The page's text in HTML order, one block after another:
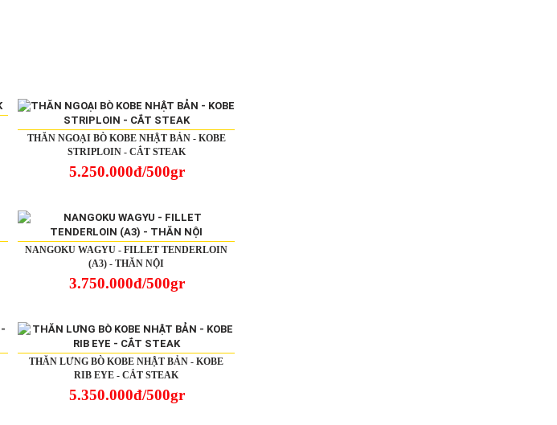
THĂN NGOẠI BÒ KOBE NHẬT BẢN - KOBE
STRIPLOIN - CẮT STEAK
5.250.000đ/500gr
NANGOKU WAGYU - FILLET TENDERLOIN
(A3) - THĂN NỘI
3.750.000đ/500gr
THĂN LƯNG BÒ KOBE NHẬT BẢN - KOBE
RIB EYE - CẮT STEAK
5.350.000đ/500gr